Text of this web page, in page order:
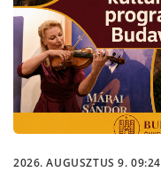
2026. AUGUSZTUS 9. 09:24